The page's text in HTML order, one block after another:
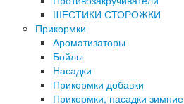
ШЕСТИКИ СТОРОЖКИ
Прикормки
Ароматизаторы
Бойлы
Насадки
Прикормки добавки
Прикормки, насадки зимние